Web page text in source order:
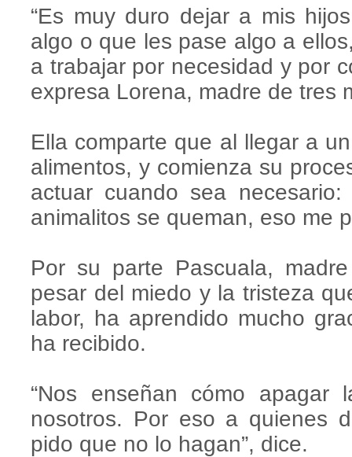
“Es muy duro dejar a mis
algo o que les pase algo a
a trabajar por necesidad y por
expresa Lorena, madre de tres
Ella comparte que al llegar a
alimentos, y comienza su
actuar cuando sea
animalitos se queman, eso me
Por su parte Pascuala,
pesar del miedo y la tristeza
labor, ha aprendido mucho
ha recibido.
“Nos enseñan cómo apagar
nosotros. Por eso a quienes
pido que no lo hagan”, dice.